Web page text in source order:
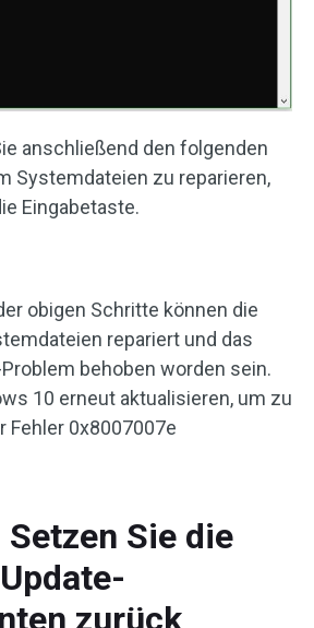
anschließend den folgenden
Systemdateien zu reparieren,
Eingabetaste.
obigen Schritte können die
repariert und das
behoben worden sein.
10 erneut aktualisieren, um zu
Fehler 0x8007007e
Sie die
zurück